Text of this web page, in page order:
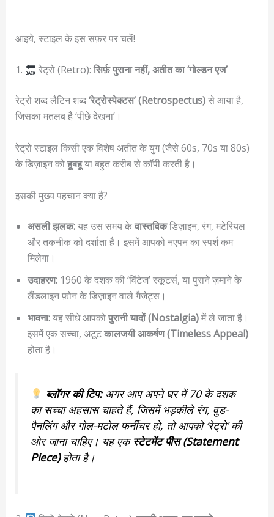
आइये, स्टाइल के इस सफ़र पर चलें!
1. रेट्रो (Retro): सिर्फ़ पुराना नहीं, अतीत का ‘गोल्डन एज’
रेट्रो शब्द लैटिन शब्द‘रेट्रोस्पेक्टस’ (Retrospectus)से आया है,
जिसका मतलब है ‘पीछे देखना’।
रेट्रो स्टाइल किसी एक विशेष अतीत के युग (जैसे 60s, 70s या 80s)
के डिज़ाइन कोहूबहूया बहुत करीब से कॉपी करती है।
इसकी मुख्य पहचान क्या है?
असली झलक:यह उस समय केवास्तविकडिज़ाइन, रंग, मटेरियल
और तकनीक को दर्शाता है। इसमें आपको नएपन का स्पर्श कम
मिलेगा।
उदाहरण:1960 के दशक की ‘विंटेज’ स्कूटर्स, या पुराने ज़माने के
लैंडलाइन फ़ोन के डिज़ाइन वाले गैजेट्स।
भावना:यह सीधे आपकोपुरानी यादों (Nostalgia)में ले जाता है।
इसमें एक सच्चा, अटूटकालजयी आकर्षण (Timeless Appeal)
होता है।
ब्लॉगर की टिप:अगर आप अपने घर में 70 के दशक
का सच्चा अहसास चाहते हैं, जिसमें भड़कीले रंग, वुड-
पैनलिंग और गोल-मटोल फर्नीचर हो, तो आपको ‘रेट्रो’ की
ओर जाना चाहिए। यह एकस्टेटमेंट पीस (Statement
Piece)होता है।